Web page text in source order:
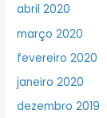
abril 2020
março 2020
fevereiro 2020
janeiro 2020
dezembro 2019